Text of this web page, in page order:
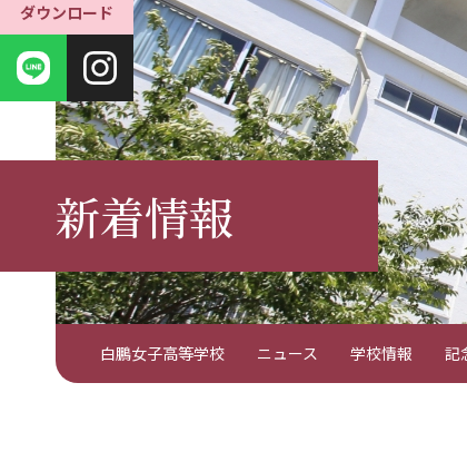
ダウンロード
新着情報
白鵬女子高等学校 ニュース 学校情報 記